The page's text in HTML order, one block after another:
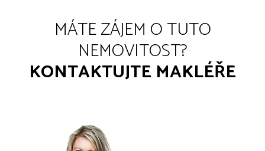
MÁTE ZÁJEM O TUTO
NEMOVITOST?
KONTAKTUJTE MAKLÉŘE